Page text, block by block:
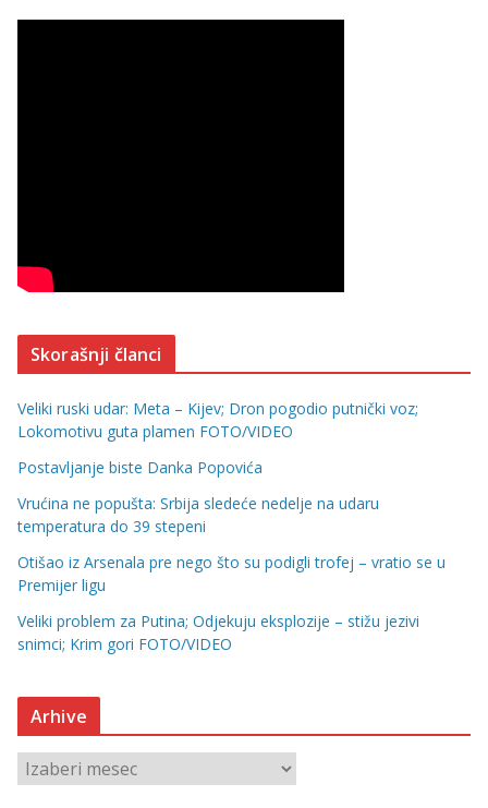
Skorašnji članci
Veliki ruski udar: Meta – Kijev; Dron pogodio putnički voz;
Lokomotivu guta plamen FOTO/VIDEO
Postavljanje biste Danka Popovića
Vrućina ne popušta: Srbija sledeće nedelje na udaru
temperatura do 39 stepeni
Otišao iz Arsenala pre nego što su podigli trofej – vratio se u
Premijer ligu
Veliki problem za Putina; Odjekuju eksplozije – stižu jezivi
snimci; Krim gori FOTO/VIDEO
Arhive